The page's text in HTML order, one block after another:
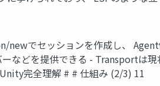
newでセッションを作成し、
などを提供できる - Transportは
完全理解 # # 仕組み (2/3) 11